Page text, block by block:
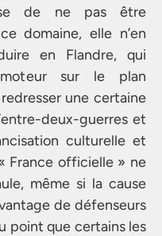
de ne pas être
domaine, elle n’en
en Flandre, qui
sur le plan
une certaine
deux-guerres et
culturelle et
France officielle » ne
même si la cause
de défenseurs
point que certains les